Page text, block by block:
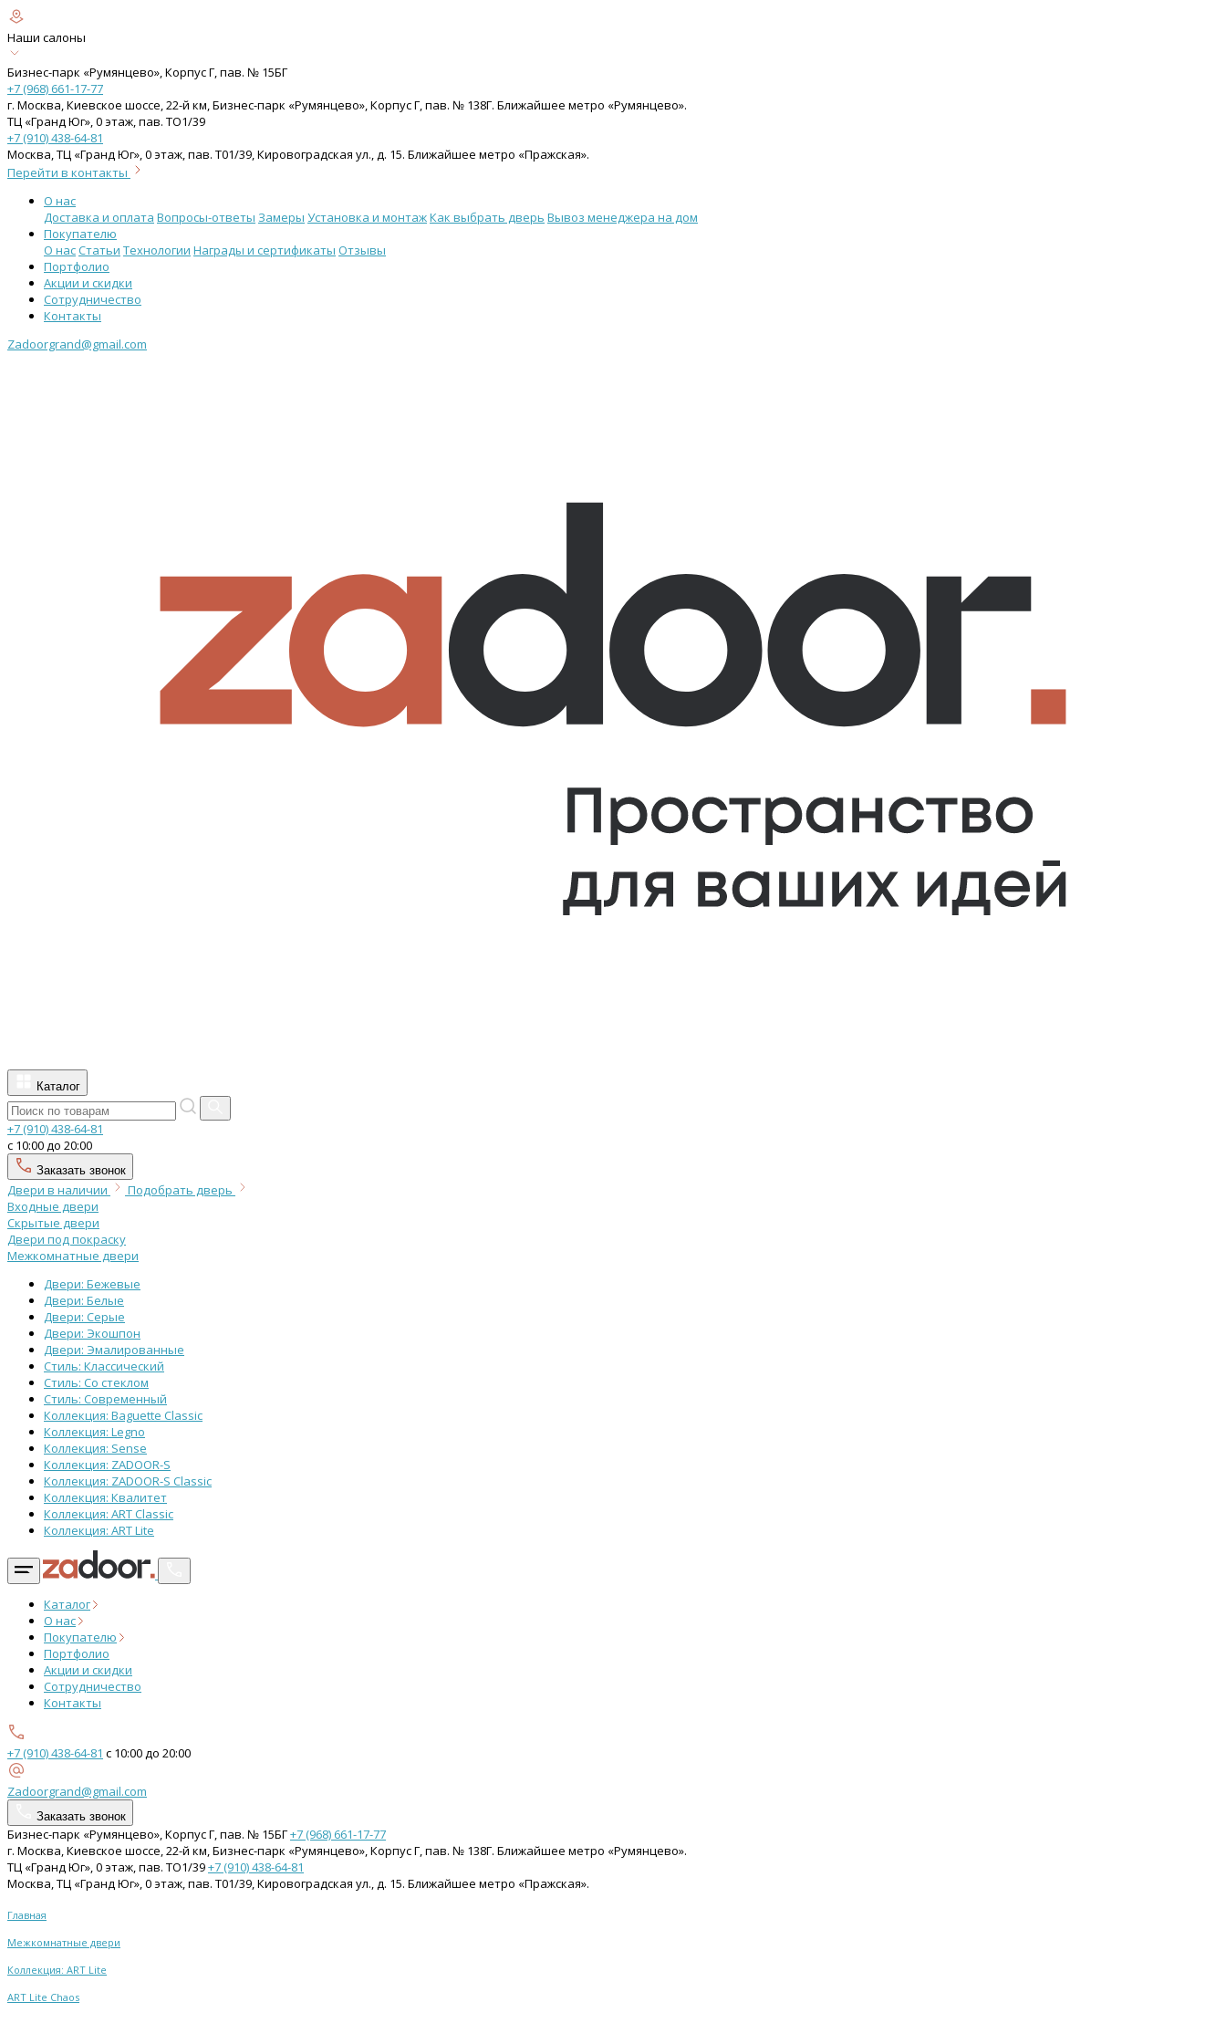
Наши салоны
Бизнес-парк «Румянцево», Корпус Г, пав. № 15БГ
+7 (968) 661-17-77
г. Москва, Киевское шоссе, 22-й км, Бизнес-парк «Румянцево», Корпус Г, пав. № 138Г. Ближайшее метро «Румянцево».
ТЦ «Гранд Юг», 0 этаж, пав. ТО1/39
+7 (910) 438-64-81
Москва, ТЦ «Гранд Юг», 0 этаж, пав. Т01/39, Кировоградская ул., д. 15. Ближайшее метро «Пражская».
Перейти в контакты
О нас
Доставка и оплата Вопросы-ответы Замеры Установка и монтажКак выбрать дверь Вывоз менеджера на дом
Покупателю
О насСтатьи Технологии Награды и сертификаты Отзывы
Портфолио
Акции и скидки
Сотрудничество
Контакты
Zadoorgrand@gmail.com
Каталог
+7 (910) 438-64-81
с 10:00 до 20:00
Заказать звонок
Двери в наличии
Подобрать дверь
Входные двери
Скрытые двери
Двери под покраску
Межкомнатные двери
Двери: Бежевые
Двери: Белые
Двери: Серые
Двери: Экошпон
Двери: Эмалированные
Стиль: Классический
Стиль: Со стеклом
Стиль: Современный
Коллекция: Baguette Classic
Коллекция: Legno
Коллекция: Sense
Коллекция: ZADOOR-S
Коллекция: ZADOOR-S Classic
Коллекция: Квалитет
Коллекция: ART Classic
Коллекция: ART Lite
Каталог
О нас
Покупателю
Портфолио
Акции и скидки
Сотрудничество
Контакты
+7 (910) 438-64-81 с 10:00 до 20:00
Zadoorgrand@gmail.com
Заказать звонок
Бизнес-парк «Румянцево», Корпус Г, пав. № 15БГ+7 (968) 661-17-77
г. Москва, Киевское шоссе, 22-й км, Бизнес-парк «Румянцево», Корпус Г, пав. № 138Г. Ближайшее метро «Румянцево».
ТЦ «Гранд Юг», 0 этаж, пав. ТО1/39+7 (910) 438-64-81
Москва, ТЦ «Гранд Юг», 0 этаж, пав. Т01/39, Кировоградская ул., д. 15. Ближайшее метро «Пражская».
Главная
Межкомнатные двери
Коллекция: ART Lite
ART Lite Chaos